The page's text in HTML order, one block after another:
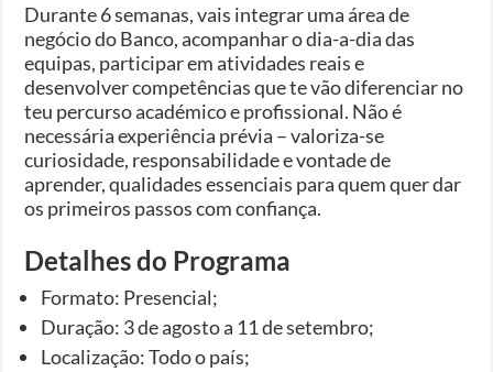
Durante 6 semanas, vais integrar uma área de
negócio do Banco, acompanhar o dia-a-dia das
equipas, participar em atividades reais e
desenvolver competências que te vão diferenciar no
teu percurso académico e profissional. Não é
necessária experiência prévia – valoriza-se
curiosidade, responsabilidade e vontade de
aprender, qualidades essenciais para quem quer dar
os primeiros passos com confiança.
Detalhes do Programa
Formato: Presencial;
Duração: 3 de agosto a 11 de setembro;
Localização: Todo o país;